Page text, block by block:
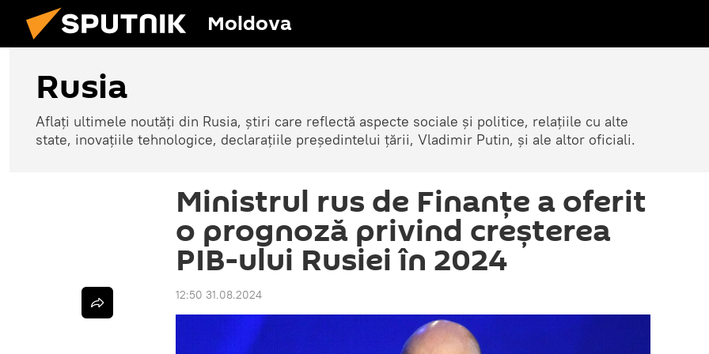
Moldova
Rusia
Aflați ultimele noutăți din Rusia, știri care reflectă aspecte sociale și politice, relațiile cu alte
state, inovațiile tehnologice, declarațiile președintelui țării, Vladimir Putin, și ale altor oficiali.
Ministrul rus de Finanțe a oferit
o prognoză privind creșterea
PIB-ului Rusiei în 2024
12:50 31.08.2024